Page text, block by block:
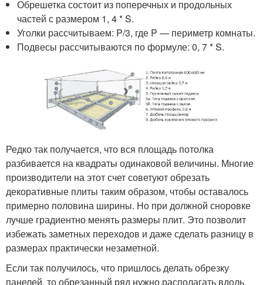
Обрешетка состоит из поперечных и продольных
частей с размером 1, 4 * S.
Уголки рассчитываем: P/3, где P — периметр комнаты.
Подвесы рассчитываются по формуле: 0, 7 * S.
Редко так получается, что вся площадь потолка
разбивается на квадраты одинаковой величины. Многие
производители на этот счет советуют обрезать
декоративные плиты таким образом, чтобы оставалось
примерно половина ширины. Но при должной сноровке
лучше градиентно менять размеры плит. Это позволит
избежать заметных переходов и даже сделать разницу в
размерах практически незаметной.
Если так получилось, что пришлось делать обрезку
панелей, то обрезанный ряд нужно располагать вдоль